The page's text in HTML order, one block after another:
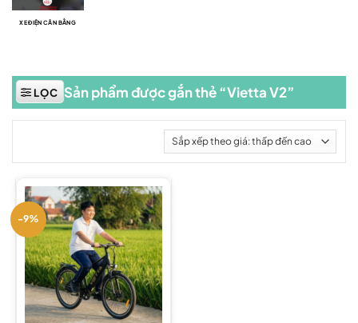
XE ĐIỆN CÂN BẰNG
Sản phẩm được gắn thẻ “Vietta V2”
LỌC
-9%